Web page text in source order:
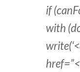
if
with